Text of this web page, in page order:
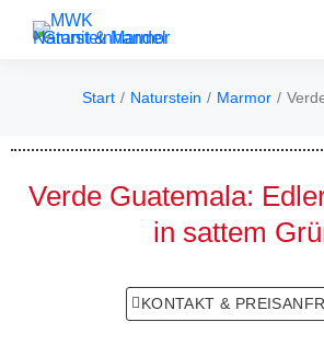
Sie befinden sich hier:
Start Naturstein Marmor
Verde Guatemala:
in sattem
KONTAKT &